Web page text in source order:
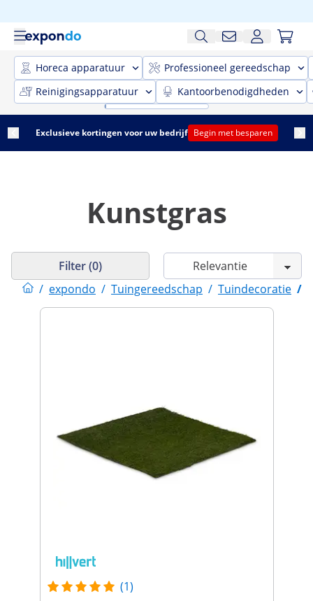
Horeca apparatuur
Professioneel gereedschap
Reinigingsapparatuur
Kantoorbenodigdheden
Exclusieve kortingen voor uw bedrijf Begin met besparen
Kunstgras
/ expondo / Tuingereedschap / Tuindecoratie /
Filter (0)
(1)